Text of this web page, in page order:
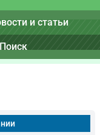
и статьи
Поиск